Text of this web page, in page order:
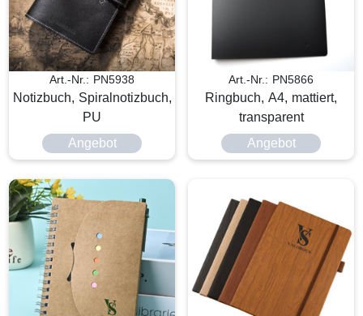
Art.-Nr.: PN5938
Notizbuch, Spiralnotizbuch,
PU
Angebot
Art.-Nr.: PN5866
Ringbuch, A4, mattiert,
transparent
Angebot